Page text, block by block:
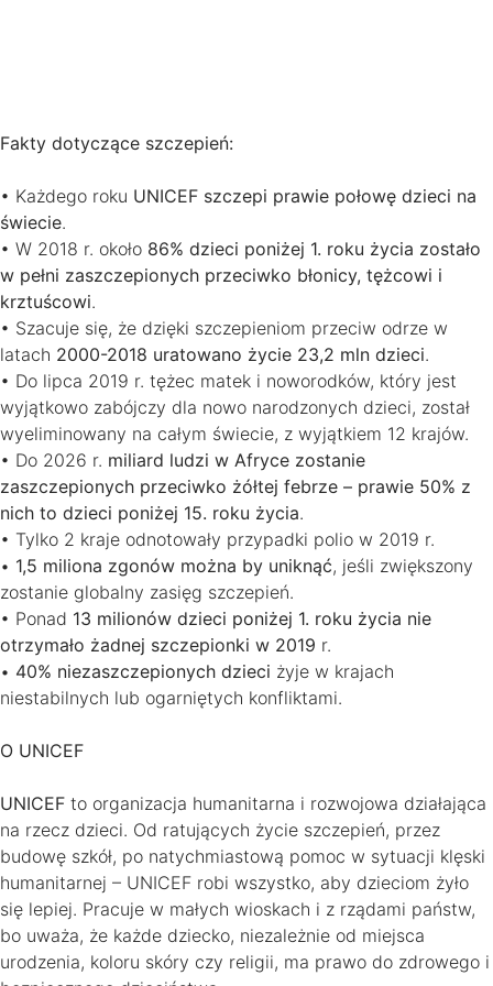
Fakty dotyczące szczepień:
• Każdego roku UNICEF szczepi prawie połowę dzieci na
świecie.
• W 2018 r. około 86% dzieci poniżej 1. roku życia zostało
w pełni zaszczepionych przeciwko błonicy, tężcowi i
krztuścowi.
• Szacuje się, że dzięki szczepieniom przeciw odrze w
latach 2000-2018 uratowano życie 23,2 mln dzieci.
• Do lipca 2019 r. tężec matek i noworodków, który jest
wyjątkowo zabójczy dla nowo narodzonych dzieci, został
wyeliminowany na całym świecie, z wyjątkiem 12 krajów.
• Do 2026 r. miliard ludzi w Afryce zostanie
zaszczepionych przeciwko żółtej febrze – prawie 50% z
nich to dzieci poniżej 15. roku życia.
• Tylko 2 kraje odnotowały przypadki polio w 2019 r.
• 1,5 miliona zgonów można by uniknąć, jeśli zwiększony
zostanie globalny zasięg szczepień.
• Ponad 13 milionów dzieci poniżej 1. roku życia nie
otrzymało żadnej szczepionki w 2019 r.
• 40% niezaszczepionych dzieci żyje w krajach
niestabilnych lub ogarniętych konfliktami.
O UNICEF
UNICEF to organizacja humanitarna i rozwojowa działająca
na rzecz dzieci. Od ratujących życie szczepień, przez
budowę szkół, po natychmiastową pomoc w sytuacji klęski
humanitarnej – UNICEF robi wszystko, aby dzieciom żyło
się lepiej. Pracuje w małych wioskach i z rządami państw,
bo uważa, że każde dziecko, niezależnie od miejsca
urodzenia, koloru skóry czy religii, ma prawo do zdrowego i